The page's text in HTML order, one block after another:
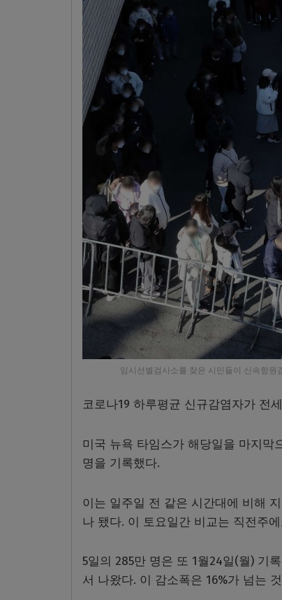
임시선별검사소를 찾은 시민들이 신속항원
코로나19 하루평균 신규감염자가 전
미국 뉴욕 타임스가 해당일을 마지막
명을 기록했다.
이는 일주일 전 같은 시간대에 비해
나 됐다. 이 토요일간 비교는 직전주
5일의 285만 명은 또 1월24일(월) 기
서 나왔다. 이 감소폭은 16%가 넘는